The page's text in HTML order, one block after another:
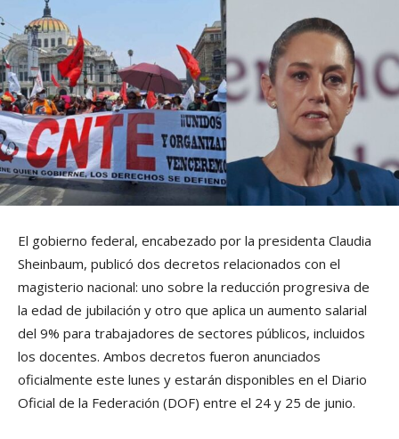
El gobierno federal, encabezado por la presidenta Claudia
Sheinbaum, publicó dos decretos relacionados con el
magisterio nacional: uno sobre la reducción progresiva de
la edad de jubilación y otro que aplica un aumento salarial
del 9% para trabajadores de sectores públicos, incluidos
los docentes. Ambos decretos fueron anunciados
oficialmente este lunes y estarán disponibles en el Diario
Oficial de la Federación (DOF) entre el 24 y 25 de junio.